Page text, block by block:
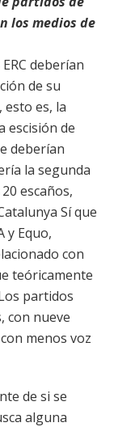
los medios de
deberían
de su
es, la
escisión de
deberían
la segunda
escaños,
Sí que
y Equo,
con
teóricamente
partidos
con nueve
menos voz
de si se
alguna